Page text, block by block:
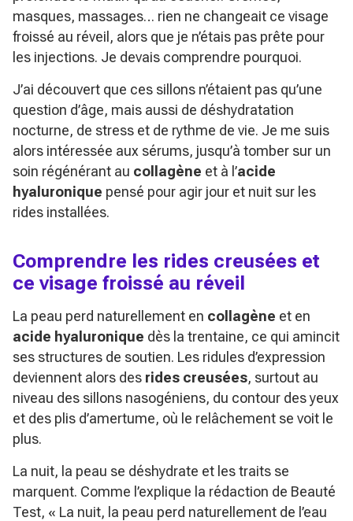
masques, massages… rien ne changeait ce visage
froissé au réveil, alors que je n’étais pas prête pour
les injections. Je devais comprendre pourquoi.
J’ai découvert que ces sillons n’étaient pas qu’une
question d’âge, mais aussi de déshydratation
nocturne, de stress et de rythme de vie. Je me suis
alors intéressée aux sérums, jusqu’à tomber sur un
soin régénérant au collagène et à l’acide
hyaluronique pensé pour agir jour et nuit sur les
rides installées.
Comprendre les rides creusées et
ce visage froissé au réveil
La peau perd naturellement en collagène et en
acide hyaluronique dès la trentaine, ce qui amincit
ses structures de soutien. Les ridules d’expression
deviennent alors des rides creusées, surtout au
niveau des sillons nasogéniens, du contour des yeux
et des plis d’amertume, où le relâchement se voit le
plus.
La nuit, la peau se déshydrate et les traits se
marquent. Comme l’explique la rédaction de Beauté
Test, « La nuit, la peau perd naturellement de l’eau